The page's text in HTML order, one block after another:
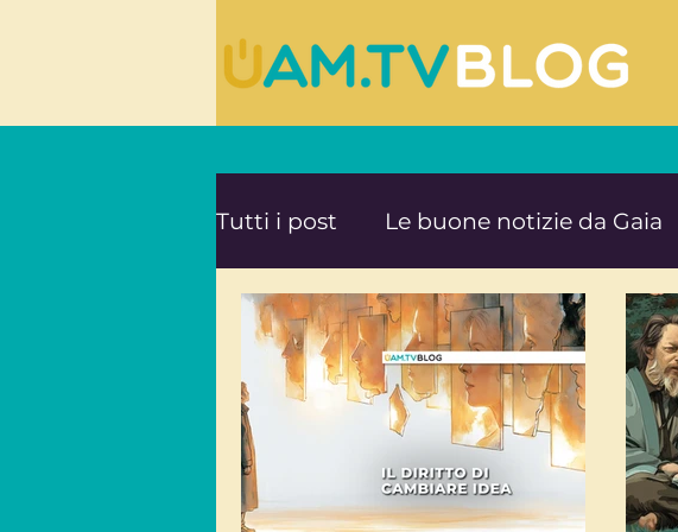
Tutti i post Le buone notizie da Gaia
Le ultime novità da UAM.TV
Mente e Spiritualità Impegno e
Viaggi consapevoli Arte cultura